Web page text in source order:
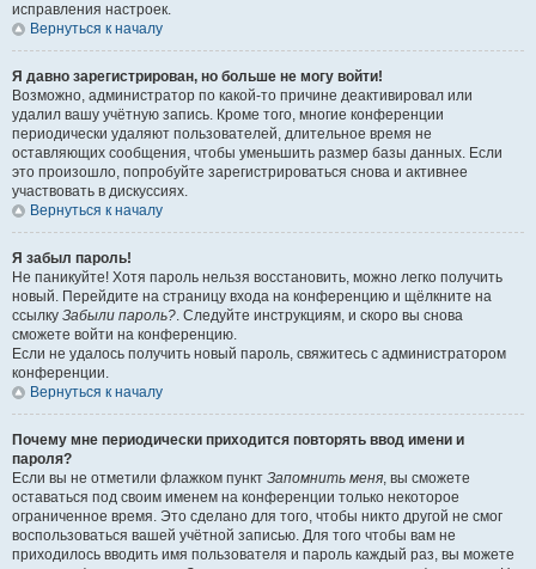
исправления настроек.
Вернуться к началу
Я давно зарегистрирован, но больше не могу войти!
Возможно, администратор по какой-то причине деактивировал или
удалил вашу учётную запись. Кроме того, многие конференции
периодически удаляют пользователей, длительное время не
оставляющих сообщения, чтобы уменьшить размер базы данных. Если
это произошло, попробуйте зарегистрироваться снова и активнее
участвовать в дискуссиях.
Вернуться к началу
Я забыл пароль!
Не паникуйте! Хотя пароль нельзя восстановить, можно легко получить
новый. Перейдите на страницу входа на конференцию и щёлкните на
ссылку Забыли пароль?. Следуйте инструкциям, и скоро вы снова
сможете войти на конференцию.
Если не удалось получить новый пароль, свяжитесь с администратором
конференции.
Вернуться к началу
Почему мне периодически приходится повторять ввод имени и
пароля?
Если вы не отметили флажком пункт Запомнить меня, вы сможете
оставаться под своим именем на конференции только некоторое
ограниченное время. Это сделано для того, чтобы никто другой не смог
воспользоваться вашей учётной записью. Для того чтобы вам не
приходилось вводить имя пользователя и пароль каждый раз, вы можете